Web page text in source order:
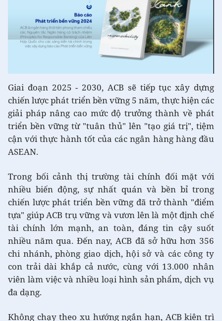
Giai đoạn 2025 - 2030, ACB sẽ tiếp tục xây dựng
chiến lược phát triển bền vững 5 năm, thực hiện các
giải pháp nâng cao mức độ trưởng thành về phát
triển bền vững từ "tuân thủ" lên "tạo giá trị", tiệm
cận với thực hành tốt của các ngân hàng hàng đầu
ASEAN.
Trong bối cảnh thị trường tài chính đối mặt với
nhiều biến động, sự nhất quán và bền bỉ trong
chiến lược phát triển bền vững đã trở thành "điểm
tựa" giúp ACB trụ vững và vươn lên là một định chế
tài chính lớn mạnh, an toàn, đáng tin cậy suốt
nhiều năm qua. Đến nay, ACB đã sở hữu hơn 356
chi nhánh, phòng giao dịch, hội sở và các công ty
con trải dài khắp cả nước, cùng với 13.000 nhân
viên làm việc và nhiều loại hình sản phẩm, dịch vụ
đa dạng.
Không chạy theo xu hướng ngắn hạn, ACB kiên trì